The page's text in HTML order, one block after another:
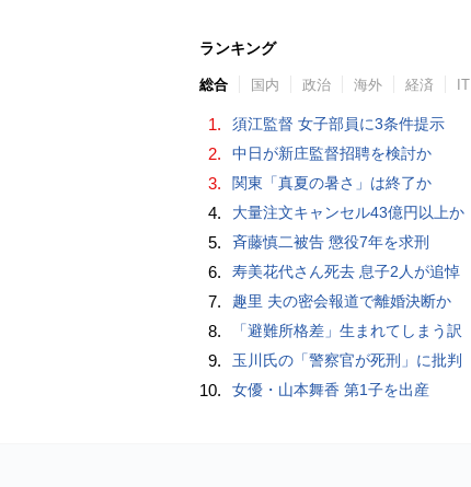
ランキング
総合 国内 政治 海外 経済 IT
1. 須江監督 女子部員に3条件提示
2. 中日が新庄監督招聘を検討か
3. 関東「真夏の暑さ」は終了か
4. 大量注文キャンセル43億円以上か
5. 斉藤慎二被告 懲役7年を求刑
6. 寿美花代さん死去 息子2人が追悼
7. 趣里 夫の密会報道で離婚決断か
8. 「避難所格差」生まれてしまう訳
9. 玉川氏の「警察官が死刑」に批判
10. 女優・山本舞香 第1子を出産